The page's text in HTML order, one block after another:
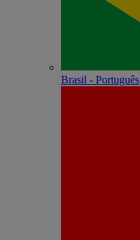
Brasil - Português